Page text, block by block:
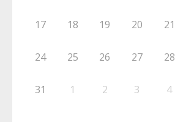
17 18 19 20 21
24 25 26 27 28
31 1 2 3 4